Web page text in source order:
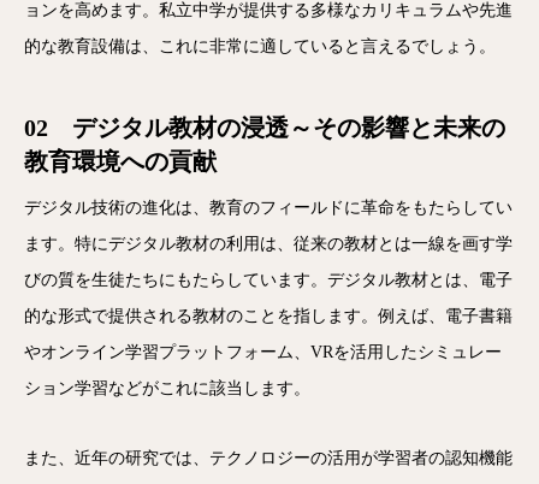
ョンを高めます。私立中学が提供する多様なカリキュラムや先進
的な教育設備は、これに非常に適していると言えるでしょう。
02 デジタル教材の浸透～その影響と未来の
教育環境への貢献
デジタル技術の進化は、教育のフィールドに革命をもたらしてい
ます。特にデジタル教材の利用は、従来の教材とは一線を画す学
びの質を生徒たちにもたらしています。デジタル教材とは、電子
的な形式で提供される教材のことを指します。例えば、電子書籍
やオンライン学習プラットフォーム、VRを活用したシミュレー
ション学習などがこれに該当します。
また、近年の研究では、テクノロジーの活用が学習者の認知機能